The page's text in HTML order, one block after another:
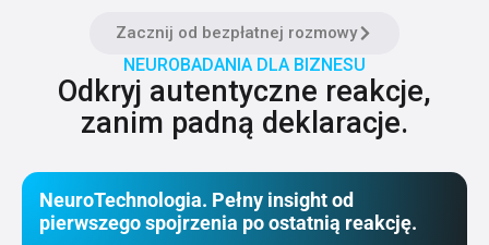
Zacznij od bezpłatnej rozmowy
NEUROBADANIA DLA BIZNESU
Odkryj autentyczne reakcje,
zanim padną deklaracje.
NeuroTechnologia. Pełny insight od
pierwszego spojrzenia po ostatnią reakcję.